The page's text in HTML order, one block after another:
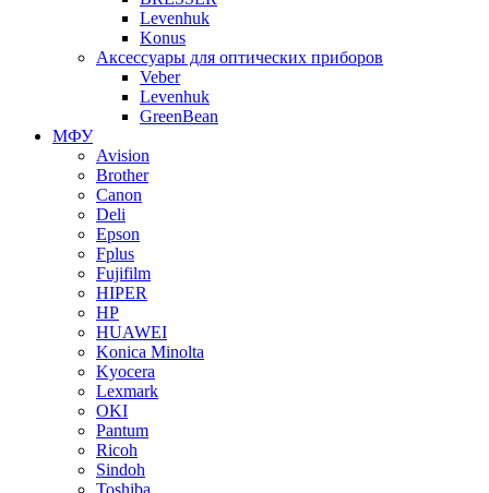
Levenhuk
Konus
Аксессуары для оптических приборов
Veber
Levenhuk
GreenBean
МФУ
Avision
Brother
Canon
Deli
Epson
Fplus
Fujifilm
HIPER
HP
HUAWEI
Konica Minolta
Kyocera
Lexmark
OKI
Pantum
Ricoh
Sindoh